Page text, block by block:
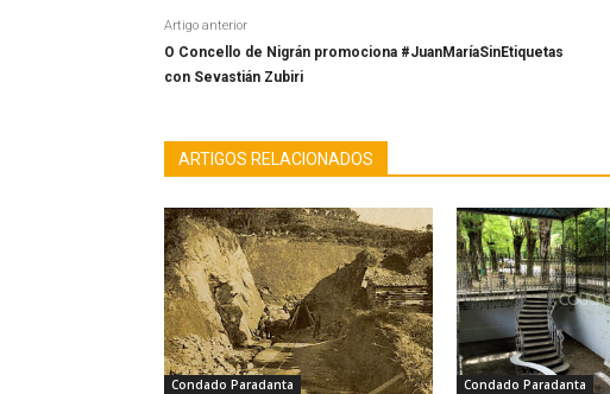
Artigo anterior
O Concello de Nigrán promociona #JuanMaríaSinEtiquetas
con Sevastián Zubiri
ARTIGOS RELACIONADOS
Condado Paradanta Condado Paradanta